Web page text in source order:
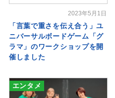
2023年5月1日
「言葉で重さを伝え合う」ユ
ニバーサルボードゲーム「グ
ラマ」のワークショップを開
催しました
エンタメ